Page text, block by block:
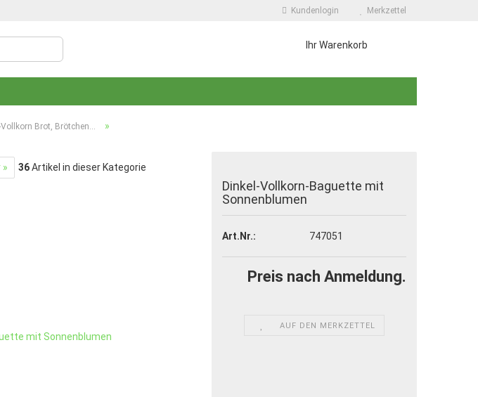
Kundenlogin Merkzettel
Ihr Warenkorb
Vollkorn Brot, Brötchen... »
» 36Artikel in dieser Kategorie
Dinkel-Vollkorn-Baguette mit
Sonnenblumen
Art.Nr.: 747051
Preis nach Anmeldung.
AUF DEN MERKZETTEL